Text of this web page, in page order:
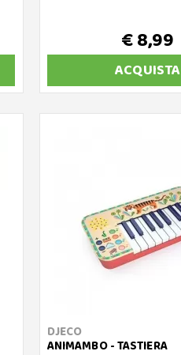
€ 8,99
ACQUISTA
DJECO
ANIMAMBO - TASTIERA